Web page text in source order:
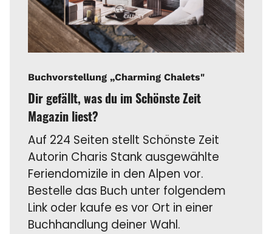
Buchvorstellung „Charming Chalets"
Dir gefällt, was du im Schönste Zeit
Magazin liest?
Auf 224 Seiten stellt Schönste Zeit
Autorin Charis Stank ausgewählte
Feriendomizile in den Alpen vor.
Bestelle das Buch unter folgendem
Link oder kaufe es vor Ort in einer
Buchhandlung deiner Wahl.